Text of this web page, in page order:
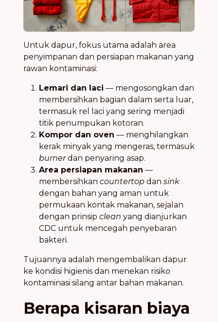
Untuk dapur, fokus utama adalah area
penyimpanan dan persiapan makanan yang
rawan kontaminasi:
Lemari dan laci — mengosongkan dan
membersihkan bagian dalam serta luar,
termasuk rel laci yang sering menjadi
titik penumpukan kotoran.
Kompor dan oven — menghilangkan
kerak minyak yang mengeras, termasuk
burnerdan penyaring asap.
Area persiapan makanan —
membersihkan countertop dan sink
dengan bahan yang aman untuk
permukaan kontak makanan, sejalan
dengan prinsip clean yang dianjurkan
CDC untuk mencegah penyebaran
bakteri.
Tujuannya adalah mengembalikan dapur
ke kondisi higienis dan menekan risiko
kontaminasi silang antar bahan makanan.
Berapa kisaran biaya